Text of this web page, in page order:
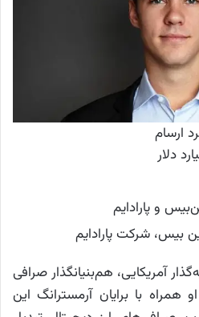
ارسام
و پارادایم
بیس، شرکت پارادایم
آمریکایی، هم‌بنیانگذار صرافی
با برایان آرمسترانگ این